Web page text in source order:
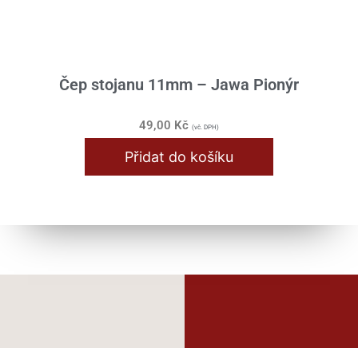
Čep stojanu 11mm – Jawa Pionýr
49,00 Kč (vč. DPH)
Přidat do košíku